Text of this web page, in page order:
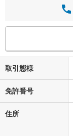
取引態様
免許番号
住所